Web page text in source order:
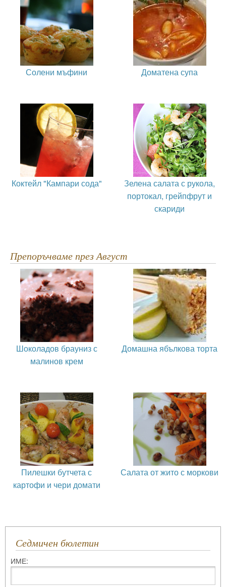
Солени мъфини Доматена супа
Коктейл "Кампари сода"
Зелена салата с рукола,
портокал, грейпфрут и
скариди
Препоръчваме през Август
Шоколадов брауниз с
малинов крем
Домашна ябълкова торта
Пилешки бутчета с
картофи и чери домати
Салата от жито с моркови
Седмичен бюлетин
ИМЕ: